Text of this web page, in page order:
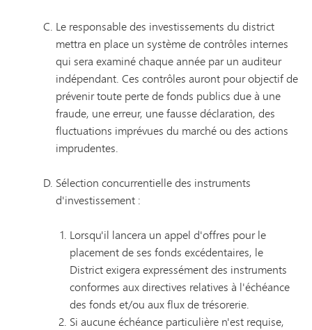
Le responsable des investissements du district
mettra en place un système de contrôles internes
qui sera examiné chaque année par un auditeur
indépendant. Ces contrôles auront pour objectif de
prévenir toute perte de fonds publics due à une
fraude, une erreur, une fausse déclaration, des
fluctuations imprévues du marché ou des actions
imprudentes.
Sélection concurrentielle des instruments
d'investissement :
Lorsqu'il lancera un appel d'offres pour le
placement de ses fonds excédentaires, le
District exigera expressément des instruments
conformes aux directives relatives à l'échéance
des fonds et/ou aux flux de trésorerie.
Si aucune échéance particulière n'est requise,